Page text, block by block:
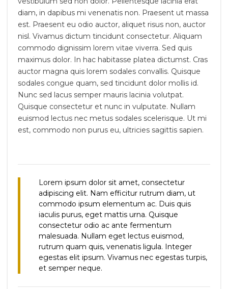
diam, in dapibus mi venenatis non. Praesent ut massa
est. Praesent eu odio auctor, aliquet risus non, auctor
nisl. Vivamus dictum tincidunt consectetur. Aliquam
commodo dignissim lorem vitae viverra. Sed quis
maximus dolor. In hac habitasse platea dictumst. Cras
auctor magna quis lorem sodales convallis. Quisque
sodales congue quam, sed tincidunt dolor mollis id.
Nunc sed lacus semper mauris lacinia volutpat.
Quisque consectetur et nunc in vulputate. Nullam
euismod lectus nec metus sodales scelerisque. Ut mi
est, commodo non purus eu, ultricies sagittis sapien.
Lorem ipsum dolor sit amet, consectetur
adipiscing elit. Nam efficitur rutrum diam, ut
commodo ipsum elementum ac. Duis quis
iaculis purus, eget mattis urna. Quisque
consectetur odio ac ante fermentum
malesuada. Nullam eget lectus euismod,
rutrum quam quis, venenatis ligula. Integer
egestas elit ipsum. Vivamus nec egestas turpis,
et semper neque.